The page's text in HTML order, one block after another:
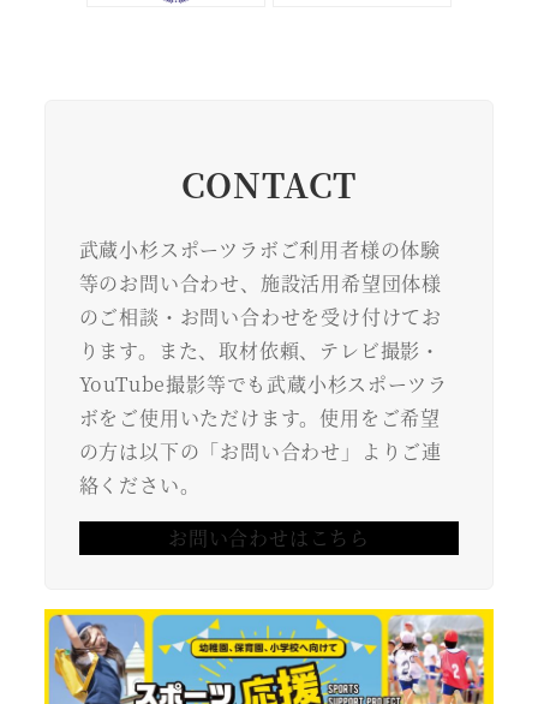
CONTACT
武蔵小杉スポーツラボご利用者様の体験
等のお問い合わせ、施設活用希望団体様
のご相談・お問い合わせを受け付けてお
ります。また、取材依頼、テレビ撮影・
YouTube撮影等でも武蔵小杉スポーツラ
ボをご使用いただけます。使用をご希望
の方は以下の「お問い合わせ」よりご連
絡ください。
お問い合わせはこちら